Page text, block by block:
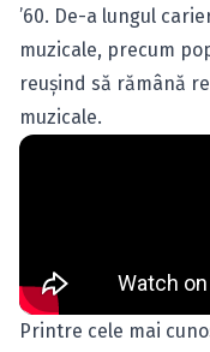
’60. De-a lungul
muzicale, precum
reușind să rămână
muzicale.
Printre cele mai